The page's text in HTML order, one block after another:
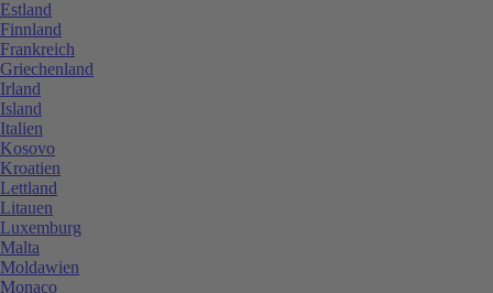
Estland
Finnland
Frankreich
Griechenland
Irland
Island
Italien
Kosovo
Kroatien
Lettland
Litauen
Luxemburg
Malta
Moldawien
Monaco